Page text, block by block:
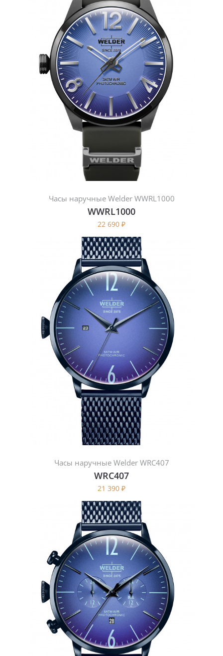
Часы наручные Welder WWRL1000
WWRL1000
22 690 ₽
Часы наручные Welder WRC407
WRC407
21 390 ₽